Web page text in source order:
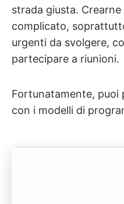
strada giusta.
complicato,
urgenti da svolgere,
partecipare a riunioni.
Fortunatamente, puoi
con i modelli di